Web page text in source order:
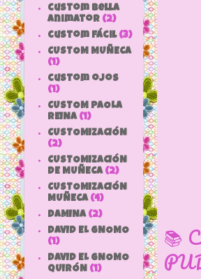
📚
custom bella
animator (2)
custom fácil (3)
CUSTOM MUÑECA
(1)
custom ojos
(1)
CUSTOM PAOLA
REINA (1)
CUSTOMIZACIÓN
(2)
CUSTOMIZACIÓN
DE MUÑECA (2)
CUSTOMIZACIÓN
MUÑECA (4)
DAMINA (2)
DAVID EL GNOMO
(1)
DAVID EL GNOMO
QUIRÓN (1)